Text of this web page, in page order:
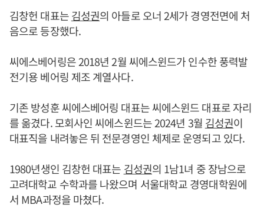
김창헌 대표는김성권의 아들로 오너 2세가 경영전면에 처
음으로 등장했다.
씨에스베어링은 2018년 2월 씨에스윈드가 인수한 풍력발
전기용 베어링 제조 계열사다.
기존 방성훈 씨에스베어링 대표는 씨에스윈드 대표로 자리
를 옮겼다. 모회사인 씨에스윈드는 2024년 3월 김성권이
대표직을 내려놓은 뒤 전문경영인 체제로 운영되고 있다.
1980년생인 김창헌 대표는 김성권의 1남1녀 중 장남으로
고려대학교 수학과를 나왔으며 서울대학교 경영대학원에
서 MBA과정을 마쳤다.